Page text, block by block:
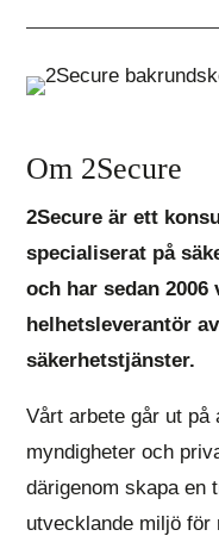
Om 2Secure
2Secure är ett
specialiserat på
och har sedan
helhetsleverantör
säkerhetstjänster.
Vårt arbete går ut på
myndigheter och
därigenom skapa en
utvecklande miljö för